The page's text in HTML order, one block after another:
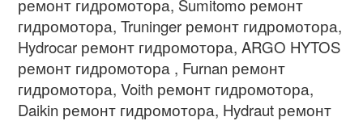
ремонт гидромотора, Sumitomo ремонт
гидромотора, Truninger ремонт гидромотора,
Hydrocar ремонт гидромотора, ARGO HYTOS
ремонт гидромотора , Furnan ремонт
гидромотора, Voith ремонт гидромотора,
Daikin ремонт гидромотора, Hydraut ремонт